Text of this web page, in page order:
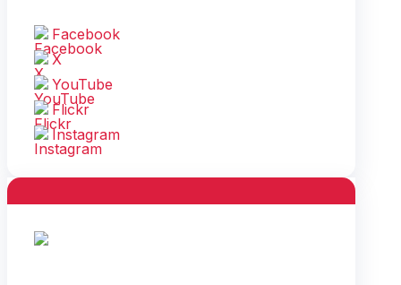
Facebook
X
YouTube
Flickr
Instagram